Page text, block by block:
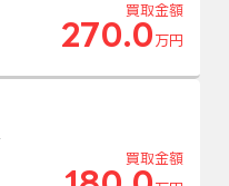
買取金額
270.0 万円
買取金額